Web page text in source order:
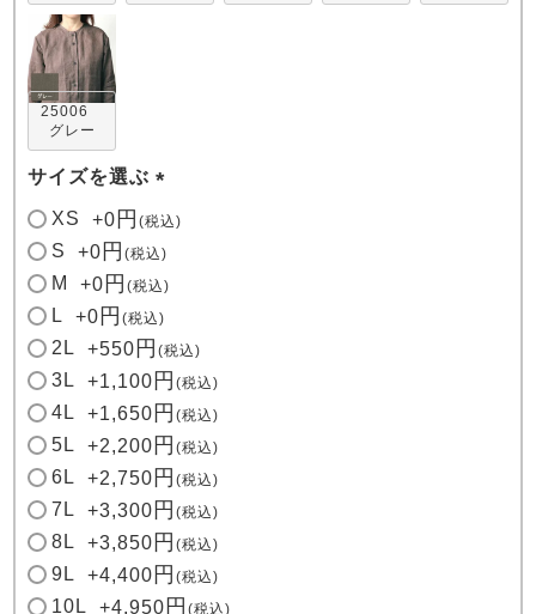
売れ筋ランキング
- Item Ranking -
25006
グレー
サイズを選ぶ
(
)
XS +0 税込
S +0 税込
M +0 税込
L +0 税込
2L +550 税込
3L +1,100 税込
4L +1,650 税込
5L +2,200 税込
6L +2,750 税込
7L +3,300 税込
8L +3,850 税込
9L +4,400 税込
10L +4,950 税込